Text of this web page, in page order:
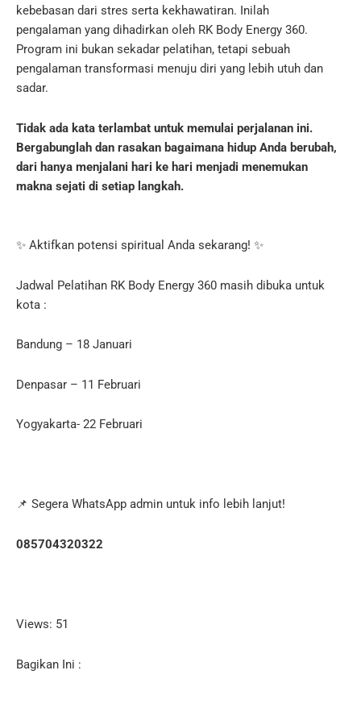
kebebasan dari stres serta kekhawatiran. Inilah
pengalaman yang dihadirkan oleh RK Body Energy 360.
Program ini bukan sekadar pelatihan, tetapi sebuah
pengalaman transformasi menuju diri yang lebih utuh dan
sadar.
Tidak ada kata terlambat untuk memulai perjalanan ini.
Bergabunglah dan rasakan bagaimana hidup Anda berubah,
dari hanya menjalani hari ke hari menjadi menemukan
makna sejati di setiap langkah.
✨ Aktifkan potensi spiritual Anda sekarang! ✨
Jadwal Pelatihan RK Body Energy 360 masih dibuka untuk
kota :
Bandung – 18 Januari
Denpasar – 11 Februari
Yogyakarta- 22 Februari
📌 Segera WhatsApp admin untuk info lebih lanjut!
085704320322
Views: 51
Bagikan Ini :